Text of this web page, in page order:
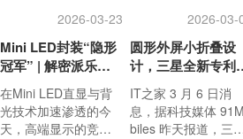
2026-03-23
Mini LED封装“隐形
冠军” | 解密派乐玛M
ini LED封装胶膜核
心技术
在Mini LED直显与背
光技术加速渗透的今
天，高端显示的竞争
2026-03-
圆形外屏小折叠设
计，三星全新专利
光
IT之家 3 月 6 日消
息，据科技媒体
biles 昨天报道，三